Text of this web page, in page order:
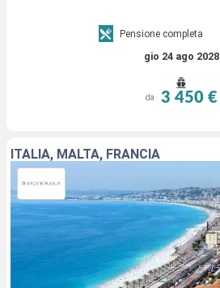
Pensione completa
gio 24 ago 2028
da 3 450 €
ITALIA, MALTA, FRANCIA